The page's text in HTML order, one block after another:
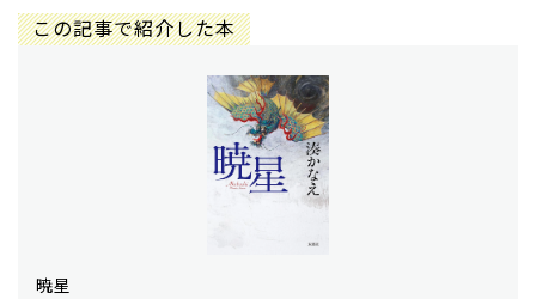
この記事で紹介した本
暁星